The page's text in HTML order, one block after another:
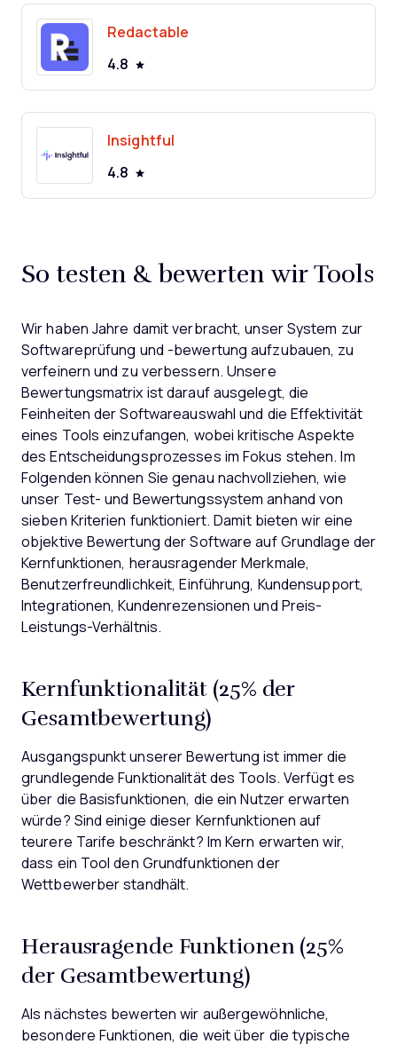
Redactable
4.8
Insightful
4.8
So testen & bewerten wir Tools
Wir haben Jahre damit verbracht, unser System zur
Softwareprüfung und -bewertung aufzubauen, zu
verfeinern und zu verbessern. Unsere
Bewertungsmatrix ist darauf ausgelegt, die
Feinheiten der Softwareauswahl und die Effektivität
eines Tools einzufangen, wobei kritische Aspekte
des Entscheidungsprozesses im Fokus stehen. Im
Folgenden können Sie genau nachvollziehen, wie
unser Test- und Bewertungssystem anhand von
sieben Kriterien funktioniert. Damit bieten wir eine
objektive Bewertung der Software auf Grundlage der
Kernfunktionen, herausragender Merkmale,
Benutzerfreundlichkeit, Einführung, Kundensupport,
Integrationen, Kundenrezensionen und Preis-
Leistungs-Verhältnis.
Kernfunktionalität (25% der
Gesamtbewertung)
Ausgangspunkt unserer Bewertung ist immer die
grundlegende Funktionalität des Tools. Verfügt es
über die Basisfunktionen, die ein Nutzer erwarten
würde? Sind einige dieser Kernfunktionen auf
teurere Tarife beschränkt? Im Kern erwarten wir,
dass ein Tool den Grundfunktionen der
Wettbewerber standhält.
Herausragende Funktionen (25%
der Gesamtbewertung)
Als nächstes bewerten wir außergewöhnliche,
besondere Funktionen, die weit über die typische